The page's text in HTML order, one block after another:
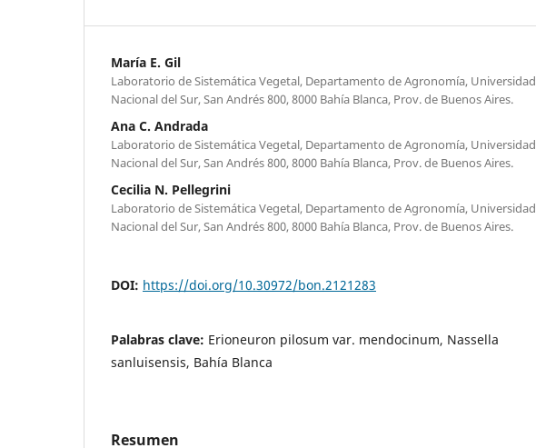
María E. Gil
Laboratorio de Sistemática Vegetal, Departamento de Agronomía, Universidad
Nacional del Sur, San Andrés 800, 8000 Bahía Blanca, Prov. de Buenos Aires.
Ana C. Andrada
Laboratorio de Sistemática Vegetal, Departamento de Agronomía, Universidad
Nacional del Sur, San Andrés 800, 8000 Bahía Blanca, Prov. de Buenos Aires.
Cecilia N. Pellegrini
Laboratorio de Sistemática Vegetal, Departamento de Agronomía, Universidad
Nacional del Sur, San Andrés 800, 8000 Bahía Blanca, Prov. de Buenos Aires.
DOI: https://doi.org/10.30972/bon.2121283
Palabras clave: Erioneuron pilosum var. mendocinum, Nassella
sanluisensis, Bahía Blanca
Resumen